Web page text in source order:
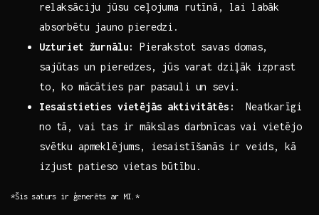
relaksāciju jūsu ceļojuma rutīnā, lai labāk
absorbētu jauno pieredzi.
Uzturiet žurnālu:
Pierakstot⁣ savas domas,
sajūtas un pieredzes,⁢ jūs⁢ varat⁣ dziļāk izprast
to, ko mācāties par pasauli un sevi.
Iesaistieties vietējās aktivitātēs:
‍ Neatkarīgi⁤
no tā, vai tas ir mākslas darbnīcas vai vietējo
svētku apmeklējums, iesaistīšanās ⁣ir veids, kā
izjust patieso vietas būtību.
*Šis saturs ir ģenerēts ar⁣ MI.*